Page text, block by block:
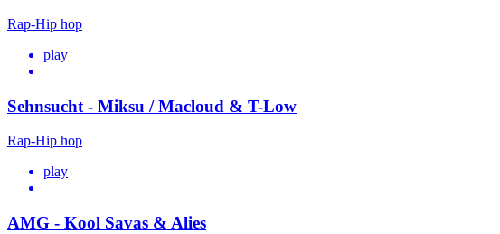
Rap-Hip hop
play
Sehnsucht - Miksu / Macloud & T-Low
Rap-Hip hop
play
AMG - Kool Savas & Alies